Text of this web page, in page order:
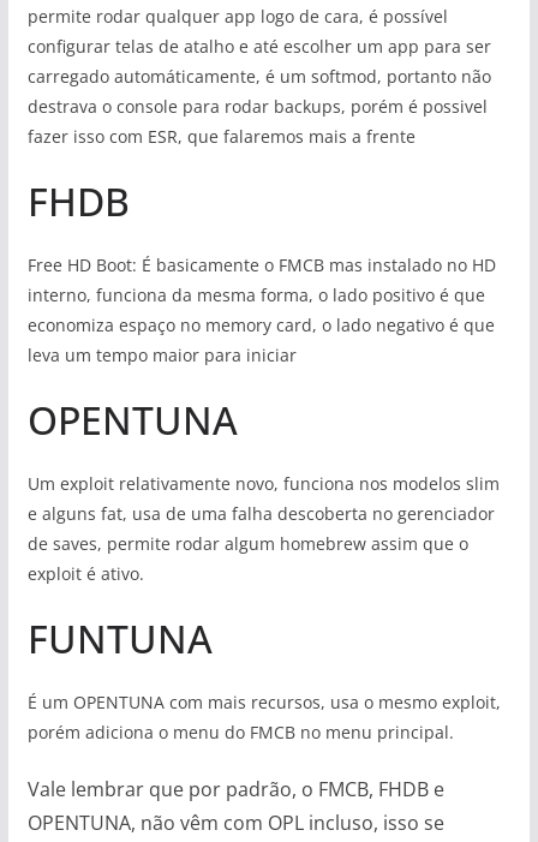
permite rodar qualquer app logo de cara, é possível
configurar telas de atalho e até escolher um app para ser
carregado automáticamente, é um softmod, portanto não
destrava o console para rodar backups, porém é possivel
fazer isso com ESR, que falaremos mais a frente
FHDB
Free HD Boot: É basicamente o FMCB mas instalado no HD
interno, funciona da mesma forma, o lado positivo é que
economiza espaço no memory card, o lado negativo é que
leva um tempo maior para iniciar
OPENTUNA
Um exploit relativamente novo, funciona nos modelos slim
e alguns fat, usa de uma falha descoberta no gerenciador
de saves, permite rodar algum homebrew assim que o
exploit é ativo.
FUNTUNA
É um OPENTUNA com mais recursos, usa o mesmo exploit,
porém adiciona o menu do FMCB no menu principal.
Vale lembrar que por padrão, o FMCB, FHDB e
OPENTUNA, não vêm com OPL incluso, isso se